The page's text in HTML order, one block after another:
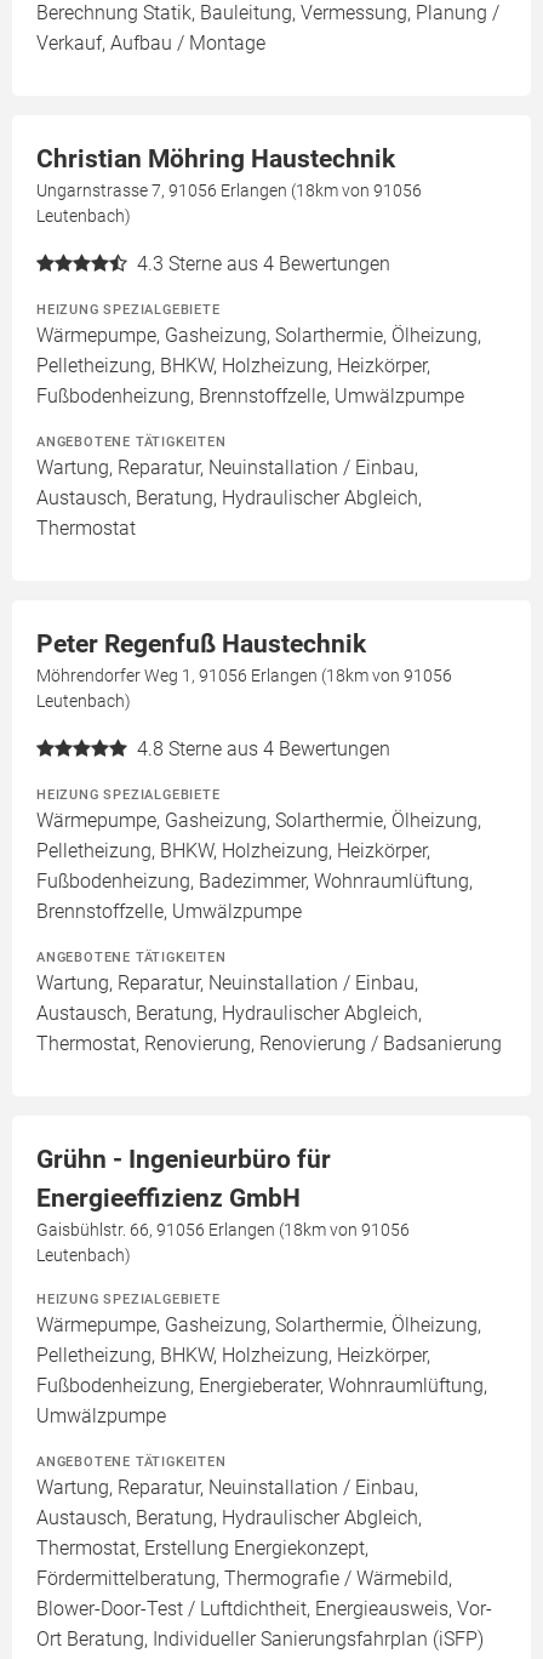
Berechnung Statik, Bauleitung, Vermessung, Planung /
Verkauf, Aufbau / Montage
Christian Möhring Haustechnik
Ungarnstrasse 7, 91056 Erlangen (18km von 91056
Leutenbach)
4.3 Sterne aus 4 Bewertungen
HEIZUNG SPEZIALGEBIETE
Wärmepumpe, Gasheizung, Solarthermie, Ölheizung,
Pelletheizung, BHKW, Holzheizung, Heizkörper,
Fußbodenheizung, Brennstoffzelle, Umwälzpumpe
ANGEBOTENE TÄTIGKEITEN
Wartung, Reparatur, Neuinstallation / Einbau,
Austausch, Beratung, Hydraulischer Abgleich,
Thermostat
Peter Regenfuß Haustechnik
Möhrendorfer Weg 1, 91056 Erlangen (18km von 91056
Leutenbach)
4.8 Sterne aus 4 Bewertungen
HEIZUNG SPEZIALGEBIETE
Wärmepumpe, Gasheizung, Solarthermie, Ölheizung,
Pelletheizung, BHKW, Holzheizung, Heizkörper,
Fußbodenheizung, Badezimmer, Wohnraumlüftung,
Brennstoffzelle, Umwälzpumpe
ANGEBOTENE TÄTIGKEITEN
Wartung, Reparatur, Neuinstallation / Einbau,
Austausch, Beratung, Hydraulischer Abgleich,
Thermostat, Renovierung, Renovierung / Badsanierung
Grühn - Ingenieurbüro für
Energieeffizienz GmbH
Gaisbühlstr. 66, 91056 Erlangen (18km von 91056
Leutenbach)
HEIZUNG SPEZIALGEBIETE
Wärmepumpe, Gasheizung, Solarthermie, Ölheizung,
Pelletheizung, BHKW, Holzheizung, Heizkörper,
Fußbodenheizung, Energieberater, Wohnraumlüftung,
Umwälzpumpe
ANGEBOTENE TÄTIGKEITEN
Wartung, Reparatur, Neuinstallation / Einbau,
Austausch, Beratung, Hydraulischer Abgleich,
Thermostat, Erstellung Energiekonzept,
Fördermittelberatung, Thermografie / Wärmebild,
Blower-Door-Test / Luftdichtheit, Energieausweis, Vor-
Ort Beratung, Individueller Sanierungsfahrplan (iSFP)